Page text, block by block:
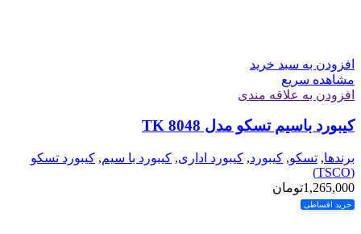
افزودن به سبد خرید
مشاهده سریع
افزودن به علاقه مندی
کیبورد باسیم تسکو مدل TK 8048
برندها, تسکو, کیبورد, کیبورد اداری, کیبورد با سیم, کیبورد تسکو
(TSCO)
1,265,000تومان
خرید اقساطی